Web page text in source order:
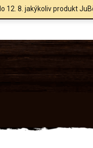
8. jakýkoliv produkt